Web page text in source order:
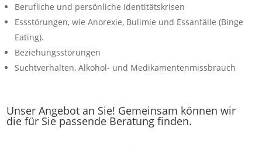
Berufliche und persönliche Identitätskrisen
Essstörungen, wie Anorexie, Bulimie und Essanfälle (Binge
Eating).
Beziehungsstörungen
Suchtverhalten, Alkohol- und Medikamentenmissbrauch
Unser Angebot an Sie! Gemeinsam können wir
die für Sie passende Beratung finden.